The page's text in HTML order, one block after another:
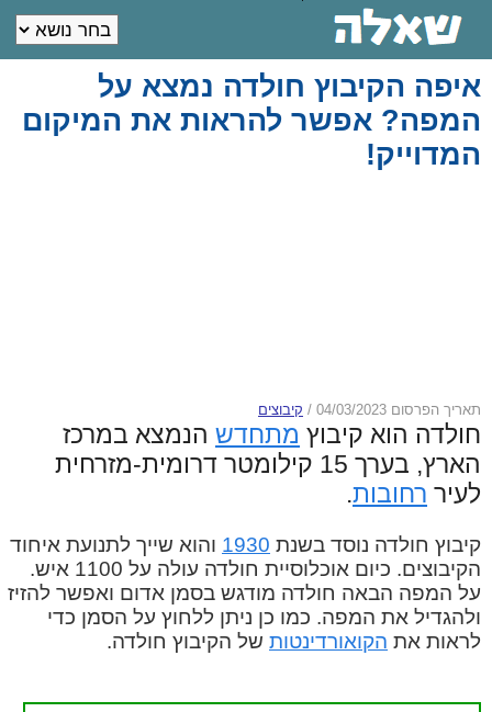
איפה הקיבוץ חולדה נמצא על
המפה? אפשר להראות את המיקום
המדוייק!
תאריך הפרסום 04/03/2023 / קיבוצים
חולדה הוא קיבוץ מתחדש הנמצא במרכז
הארץ, בערך 15 קילומטר דרומית-מזרחית
לעיר רחובות.
קיבוץ חולדה נוסד בשנת 1930 והוא שייך לתנועת איחוד
הקיבוצים. כיום אוכלוסיית חולדה עולה על 1100 איש.
על המפה הבאה חולדה מודגש בסמן אדום ואפשר להזיז
ולהגדיל את המפה. כמו כן ניתן ללחוץ על הסמן כדי
לראות את הקואורדינטות של הקיבוץ חולדה.